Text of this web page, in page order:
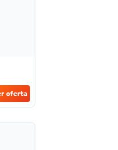
oferta